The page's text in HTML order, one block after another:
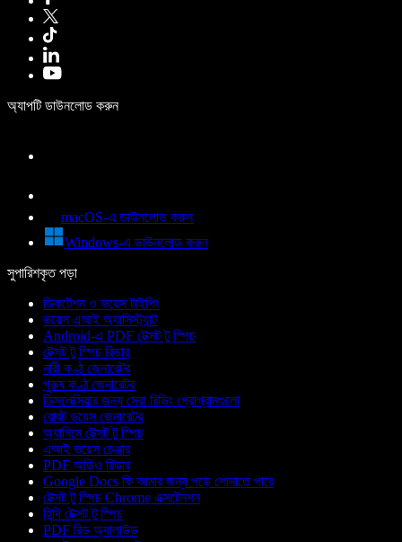
অ্যাপটি ডাউনলোড করুন
macOS-এ ডাউনলোড করুন
Windows-এ ডাউনলোড করুন
সুপারিশকৃত পড়া
ডিকটেশন ও ভয়েস টাইপিং
ভয়েস এআই অ্যাসিস্ট্যান্ট
Android-এ PDF টেক্সট টু স্পিচ
টেক্সট টু স্পিচ রিডার
নারী কণ্ঠ জেনারেটর
পুরুষ কণ্ঠ জেনারেটর
ডিসলেক্সিয়ার জন্য সেরা রিডিং প্রোগ্রামগুলো
রোবট ভয়েস জেনারেটর
অ্যানিমে টেক্সট টু স্পিচ
এআই ভয়েস চেঞ্জার
PDF অডিও রিডার
Google Docs কি আমার জন্য পড়ে শোনাতে পারে
টেক্সট টু স্পিচ Chrome এক্সটেনশন
হিন্দি টেক্সট টু স্পিচ
PDF রিড অ্যালাউড